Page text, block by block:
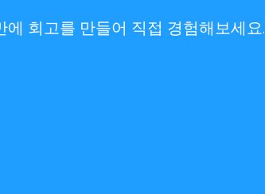
에 회고를 만들어 직접 경험해보세요.